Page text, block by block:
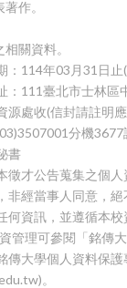
作。
關資料。
：114年03月31日止(
：111臺北市士林區
源處收(信封請註明應
分機3677
書
徵才公告蒐集之個人
非經當事人同意，
何資訊，並遵循本
管理可參閱「銘傳
傳大學個人資料保護
。